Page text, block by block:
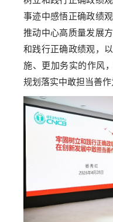
事迹中感悟正确政绩
推动中心高质量发展
和践行正确政绩观，
施、更加务实的作风
规划落实中敢担当善作